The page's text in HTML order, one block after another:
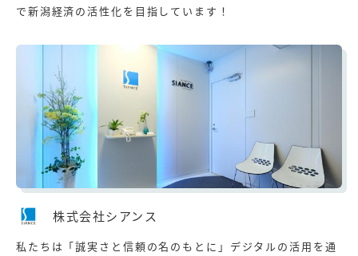
で新潟経済の活性化を目指しています！
株式会社シアンス
私たちは「誠実さと信頼の名のもとに」デジタルの活用を通